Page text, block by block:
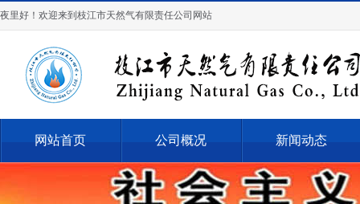
夜里好！欢迎来到枝江市天然气有限责任公司网站
网站首页 公司概况 新闻动态